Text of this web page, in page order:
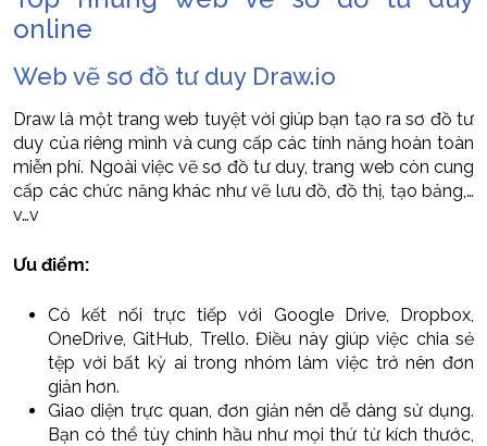
online
Web vẽ sơ đồ tư duy Draw.io
Draw là một trang web tuyệt vời giúp bạn tạo ra sơ đồ tư
duy của riêng mình và cung cấp các tính năng hoàn toàn
miễn phí. Ngoài việc vẽ sơ đồ tư duy, trang web còn cung
cấp các chức năng khác như vẽ lưu đồ, đồ thị, tạo bảng,…
v…v
Ưu điểm:
Có kết nối trực tiếp với Google Drive, Dropbox,
OneDrive, GitHub, Trello. Điều này giúp việc chia sẻ
tệp với bất kỳ ai trong nhóm làm việc trở nên đơn
giản hơn.
Giao diện trực quan, đơn giản nên dễ dàng sử dụng.
Bạn có thể tùy chỉnh hầu như mọi thứ từ kích thước,